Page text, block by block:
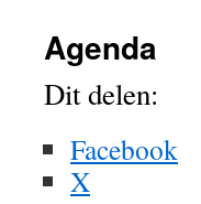
Agenda
Dit delen:
Facebook
X